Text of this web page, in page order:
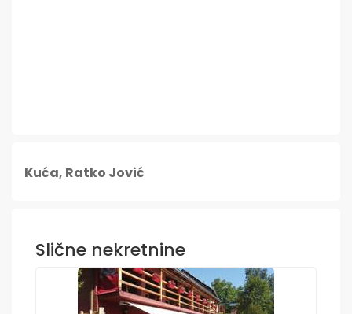
Kuća, Ratko Jović
Slične nekretnine